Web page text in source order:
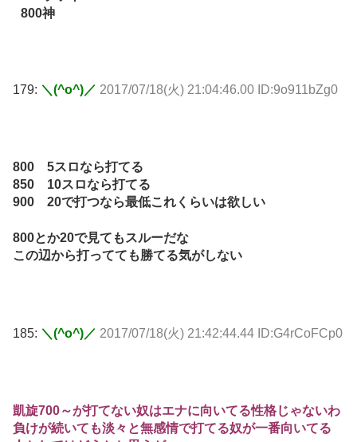
800神
179: ＼(^o^)／ 2017/07/18(火) 21:04:46.00 ID:9o911bZg0
800 5スロなら打てる
850 10スロなら打てる
900 20で打つなら最低これくらいは欲しい
800とか20で見てもスルーだな
この辺から打ってても勝てる気がしない
185: ＼(^o^)／ 2017/07/18(火) 21:42:44.44 ID:G4rCoFCp0
凱旋700～が打てない奴はエナに向いてる性格じゃないわ
負けが続いても淡々と無感情で打てる奴が一番向いてる